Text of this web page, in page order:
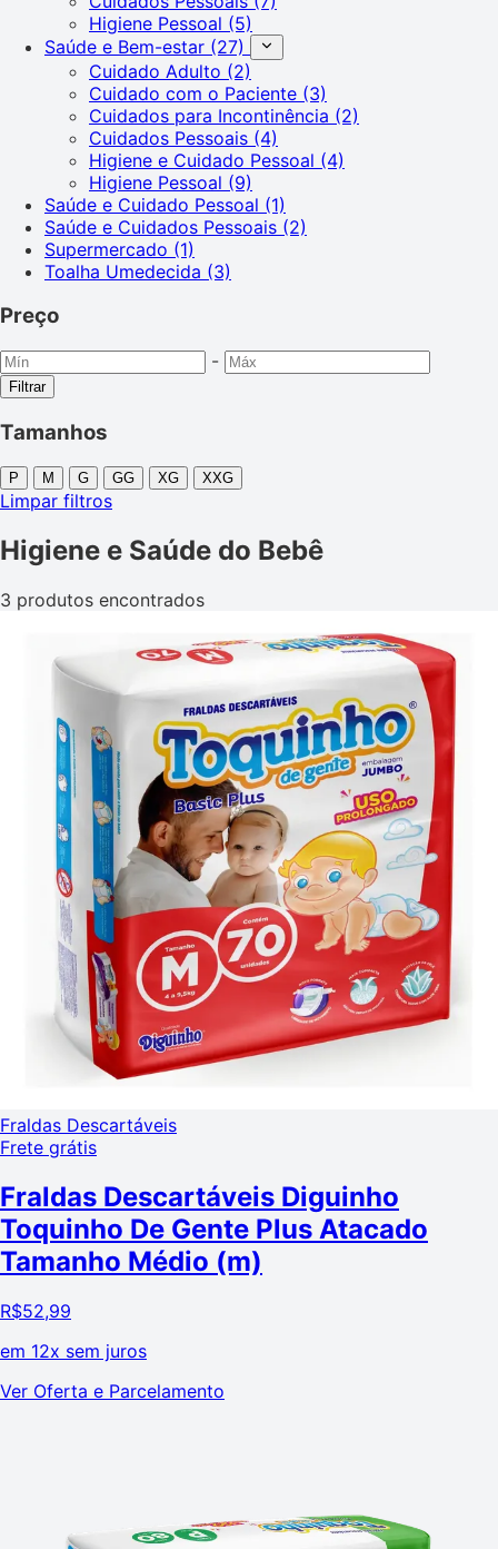
Higiene Pessoal (5)
Saúde e Bem-estar (27)
Cuidado Adulto (2)
Cuidado com o Paciente (3)
Cuidados para Incontinência (2)
Cuidados Pessoais (4)
Higiene e Cuidado Pessoal (4)
Higiene Pessoal (9)
Saúde e Cuidado Pessoal (1)
Saúde e Cuidados Pessoais (2)
Supermercado (1)
Toalha Umedecida (3)
Preço
-
Filtrar
Tamanhos
P M G GG XG XXG
Limpar filtros
Higiene e Saúde do Bebê
3 produtos encontrados
Fraldas Descartáveis
Frete grátis
Fraldas Descartáveis Diguinho
Toquinho De Gente Plus Atacado
Tamanho Médio (m)
R$52,99
em 12x sem juros
Ver Oferta e Parcelamento